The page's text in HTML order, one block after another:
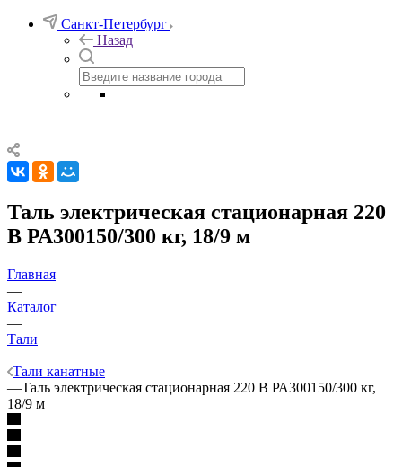
Санкт-Петербург
Назад
Таль электрическая стационарная 220
В РА300150/300 кг, 18/9 м
Главная
—
Каталог
—
Тали
—
Тали канатные
—Таль электрическая стационарная 220 В РА300150/300 кг,
18/9 м